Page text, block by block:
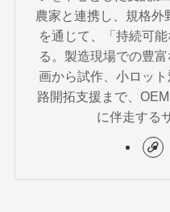
農家と連携し、規格
を通じて、「持続可
る。製造現場での豊
画から試作、小ロッ
路開拓支援まで、
に伴走する